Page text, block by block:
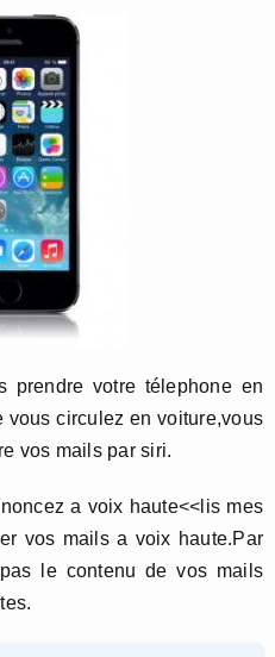
prendre votre télephone en
vous circulez en voiture,vous
vos mails par siri.
a voix haute<<lis mes
vos mails a voix haute.Par
le contenu de vos mails